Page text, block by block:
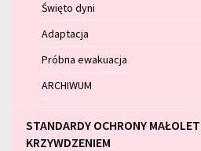
Święto dyni
Adaptacja
Próbna ewakuacja
ARCHIWUM
STANDARDY OCHRONY
KRZYWDZENIEM